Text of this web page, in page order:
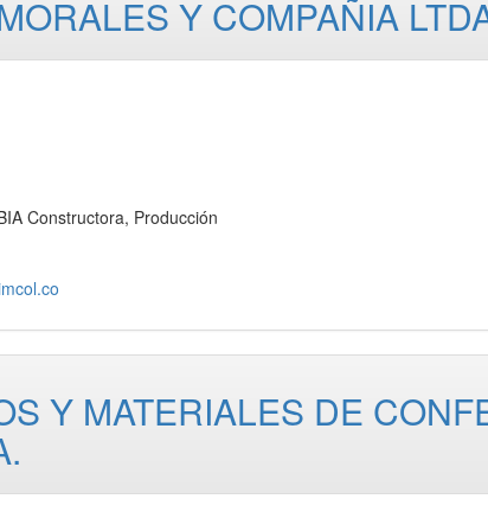
Y COMPAÑIA
Constructora, Producción
Y MATERIALES DE